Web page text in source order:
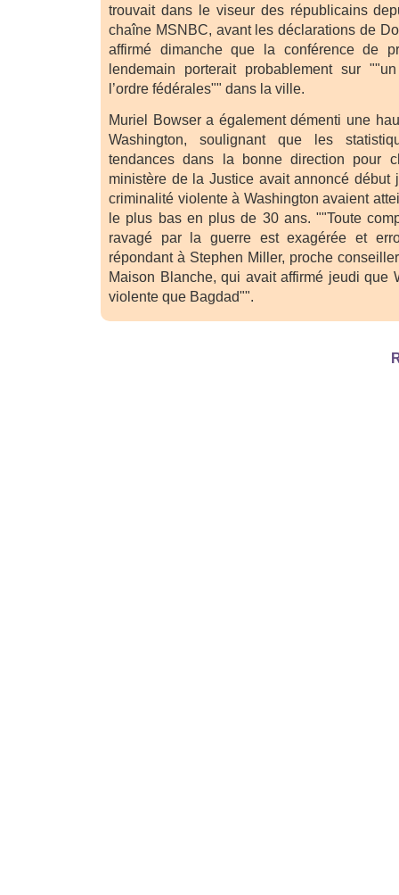
trouvait dans le viseur des républicains
chaîne MSNBC, avant les déclarations de
affirmé dimanche que la conférence de
lendemain porterait probablement sur
l’ordre fédérales"" dans la ville.
Muriel Bowser a également démenti une
Washington, soulignant que les
tendances dans la bonne direction pour
ministère de la Justice avait annoncé début
criminalité violente à Washington avaient
le plus bas en plus de 30 ans. ""Toute
ravagé par la guerre est exagérée et
répondant à Stephen Miller, proche
Maison Blanche, qui avait affirmé jeudi que
violente que Bagdad"".